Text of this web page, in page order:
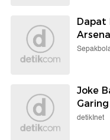
Dapat
Joke
detikInet